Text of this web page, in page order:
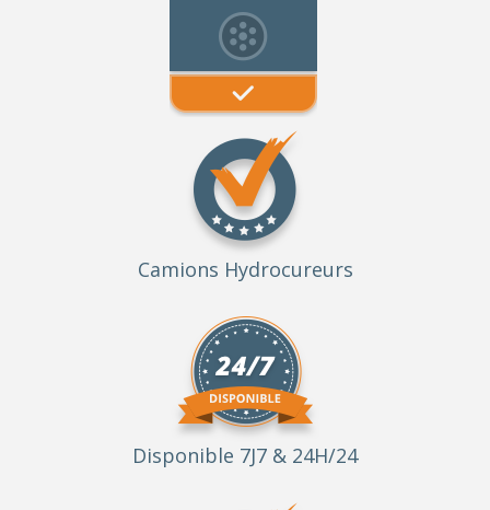
Camions Hydrocureurs
Disponible 7J7 & 24H/24